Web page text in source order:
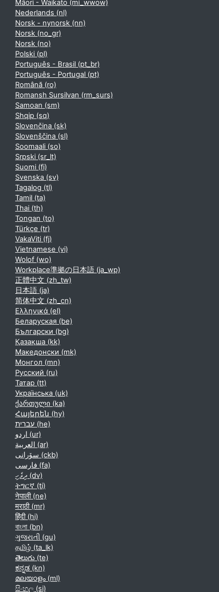
Māori - Waikato ‎(mi_wwow)‎
Nederlands ‎(nl)‎
Norsk - nynorsk ‎(nn)‎
Norsk ‎(no_gr)‎
Norsk ‎(no)‎
Polski ‎(pl)‎
Português - Brasil ‎(pt_br)‎
Português - Portugal ‎(pt)‎
Română ‎(ro)‎
Romansh Sursilvan ‎(rm_surs)‎
Samoan ‎(sm)‎
Shqip ‎(sq)‎
Slovenčina ‎(sk)‎
Slovenščina ‎(sl)‎
Soomaali ‎(so)‎
Srpski ‎(sr_lt)‎
Suomi ‎(fi)‎
Svenska ‎(sv)‎
Tagalog ‎(tl)‎
Tamil ‎(ta)‎
Thai ‎(th)‎
Tongan ‎(to)‎
Türkçe ‎(tr)‎
VakaViti ‎(fj)‎
Vietnamese ‎(vi)‎
Wolof ‎(wo)‎
Workplace準拠の日本語 ‎(ja_wp)‎
正體中文 ‎(zh_tw)‎
日本語 ‎(ja)‎
简体中文 ‎(zh_cn)‎
Ελληνικά ‎(el)‎
Беларуская ‎(be)‎
Български ‎(bg)‎
Қазақша ‎(kk)‎
Македонски ‎(mk)‎
Монгол ‎(mn)‎
Русский ‎(ru)‎
Татар ‎(tt)‎
Українська ‎(uk)‎
ქართული ‎(ka)‎
Հայերեն ‎(hy)‎
עברית ‎(he)‎
اردو ‎(ur)‎
العربية ‎(ar)‎
سۆرانی ‎(ckb)‎
فارسی ‎(fa)‎
ދިވެހި ‎(dv)‎
ትግርኛ ‎(ti)‎
नेपाली ‎(ne)‎
मराठी ‎(mr)‎
हिंदी ‎(hi)‎
বাংলা ‎(bn)‎
ગુજરાતી ‎(gu)‎
தமிழ் ‎(ta_lk)‎
తెలుగు ‎(te)‎
ಕನ್ನಡ ‎(kn)‎
മലയാളം ‎(ml)‎
සිංහල ‎(si)‎